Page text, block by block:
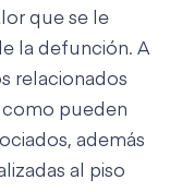
que se le
la defunción. A
relacionados
como pueden
además
al piso